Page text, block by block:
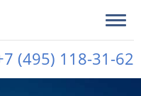
(495) 118-31-62